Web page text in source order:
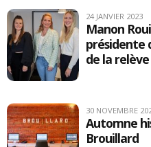
24 JANVIER 2023
Manon
présidente
de la
30 NOVEMBRE
Automne
Brouillard